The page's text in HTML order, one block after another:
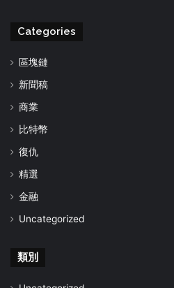
Categories
區塊鏈
新聞稿
商業
比特幣
復仇
精選
金融
Uncategorized
類別